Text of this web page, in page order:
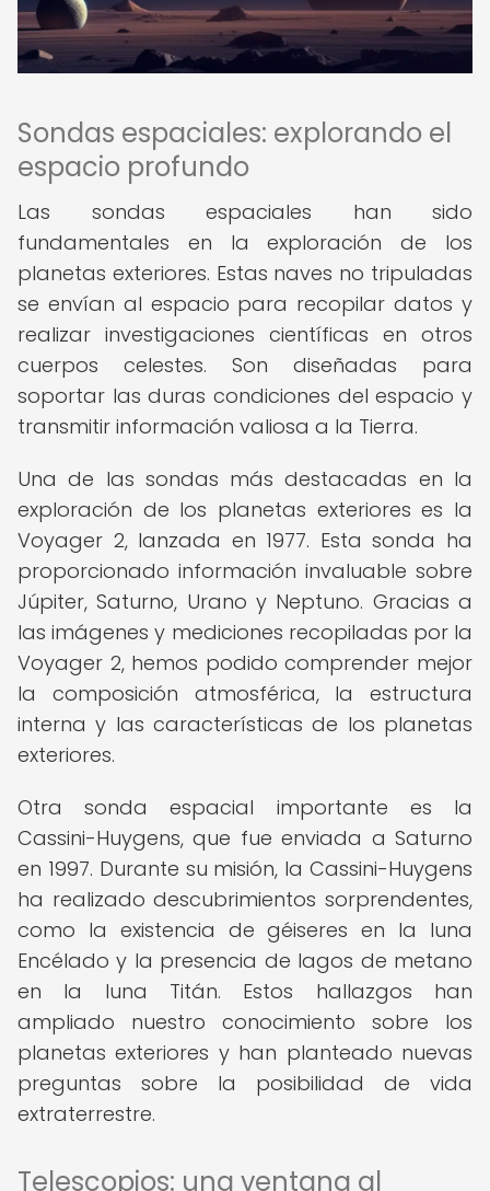
Sondas espaciales: explorando el
espacio profundo
Las sondas espaciales han sido
fundamentales en la exploración de los
planetas exteriores. Estas naves no tripuladas
se envían al espacio para recopilar datos y
realizar investigaciones científicas en otros
cuerpos celestes. Son diseñadas para
soportar las duras condiciones del espacio y
transmitir información valiosa a la Tierra.
Una de las sondas más destacadas en la
exploración de los planetas exteriores es la
Voyager 2, lanzada en 1977. Esta sonda ha
proporcionado información invaluable sobre
Júpiter, Saturno, Urano y Neptuno. Gracias a
las imágenes y mediciones recopiladas por la
Voyager 2, hemos podido comprender mejor
la composición atmosférica, la estructura
interna y las características de los planetas
exteriores.
Otra sonda espacial importante es la
Cassini-Huygens, que fue enviada a Saturno
en 1997. Durante su misión, la Cassini-Huygens
ha realizado descubrimientos sorprendentes,
como la existencia de géiseres en la luna
Encélado y la presencia de lagos de metano
en la luna Titán. Estos hallazgos han
ampliado nuestro conocimiento sobre los
planetas exteriores y han planteado nuevas
preguntas sobre la posibilidad de vida
extraterrestre.
Telescopios: una ventana al